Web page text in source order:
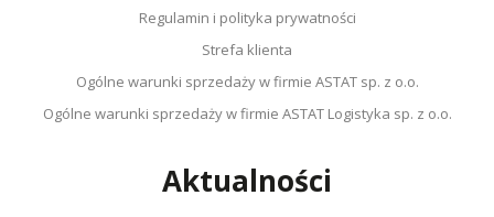
Regulamin i polityka prywatności
Strefa klienta
Ogólne warunki sprzedaży w firmie ASTAT sp. z o.o.
Ogólne warunki sprzedaży w firmie ASTAT Logistyka sp. z o.o.
Aktualności